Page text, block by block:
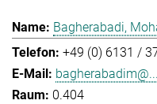
Bagherabadi,
+49 (0) 6131 /
bagherabadim@...
0.404